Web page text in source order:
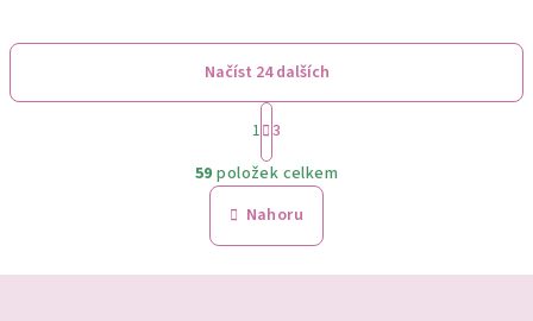
O
v
l
á
Načíst 24 dalších
S
t
r
á
n
k
o
v
1 3
59 položek celkem
Nahoru